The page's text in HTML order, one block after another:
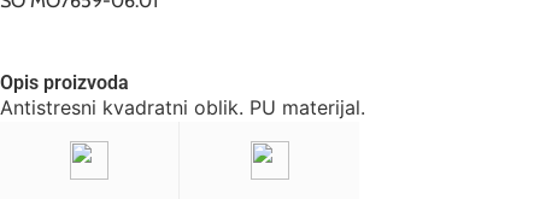
Opis proizvoda
Antistresni kvadratni oblik. PU materijal.